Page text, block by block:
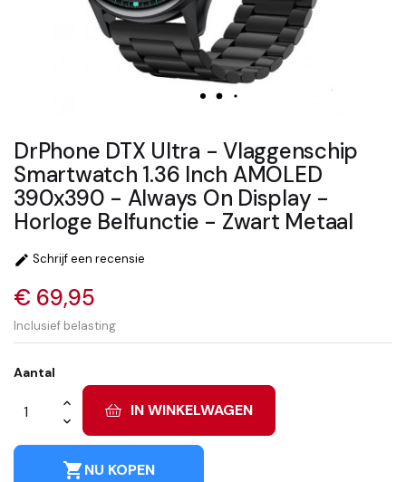
DrPhone DTX Ultra - Vlaggenschip
Smartwatch 1.36 Inch AMOLED
390x390 - Always On Display -
Horloge Belfunctie - Zwart Metaal
 Schrijf een recensie
€ 69,95
Inclusief belasting
Aantal
IN WINKELWAGEN
shopping_cartNU KOPEN